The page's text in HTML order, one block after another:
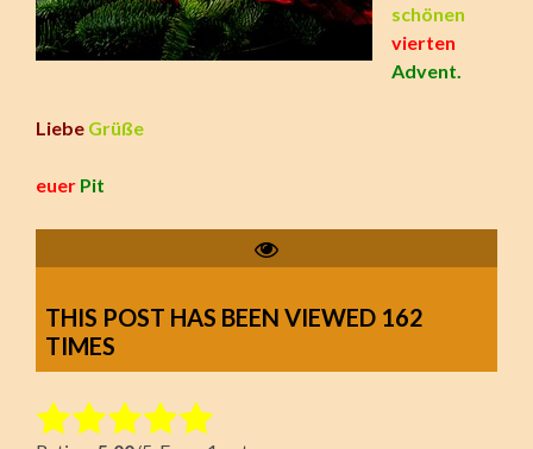
schönen
vierten
Advent.
Liebe Grüße
euer Pit
THIS POST HAS BEEN VIEWED 162
TIMES
Rate this item: